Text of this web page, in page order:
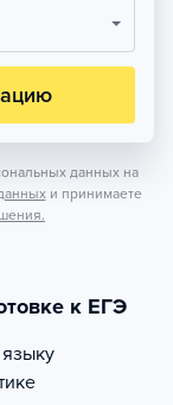
данных на
и принимаете
к ЕГЭ